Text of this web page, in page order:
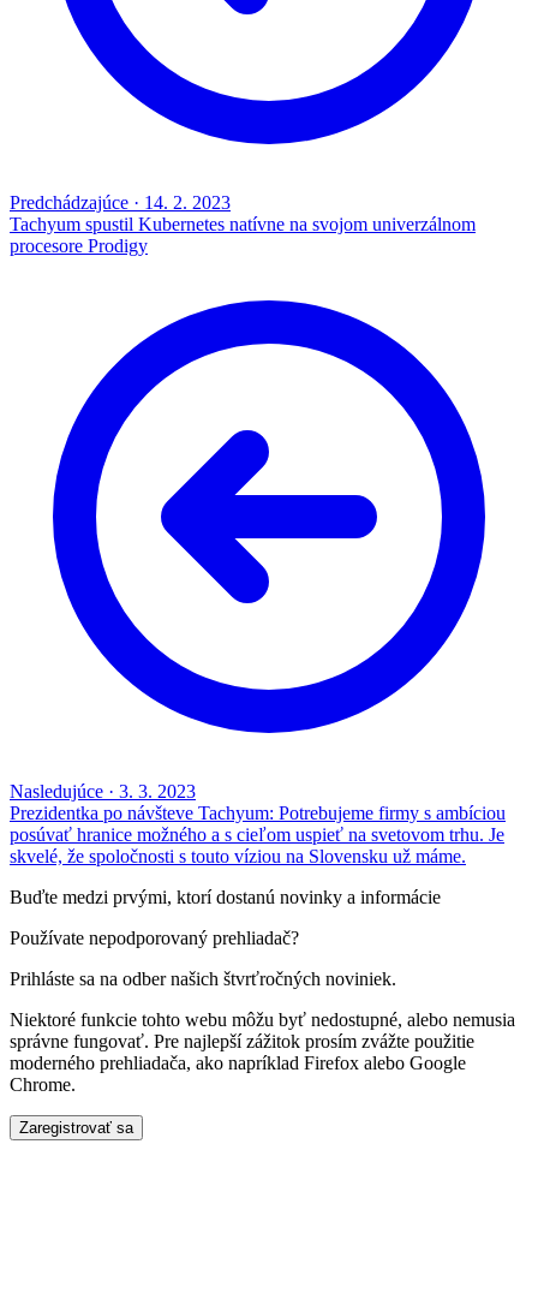
Predchádzajúce · 14. 2. 2023
Tachyum spustil Kubernetes natívne na svojom univerzálnom
procesore Prodigy
Nasledujúce · 3. 3. 2023
Prezidentka po návšteve Tachyum: Potrebujeme firmy s ambíciou
posúvať hranice možného a s cieľom uspieť na svetovom trhu. Je
skvelé, že spoločnosti s touto víziou na Slovensku už máme.
Buďte medzi prvými, ktorí dostanú novinky a informácie
Používate nepodporovaný prehliadač?
Prihláste sa na odber našich štvrťročných noviniek.
Niektoré funkcie tohto webu môžu byť nedostupné, alebo nemusia
správne fungovať. Pre najlepší zážitok prosím zvážte použitie
moderného prehliadača, ako napríklad Firefox alebo Google
Chrome.
Zaregistrovať sa